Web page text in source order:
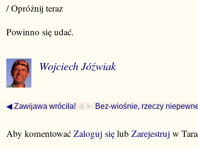
/ Opróżnij teraz
Powinno się udać.
Wojciech Jóźwiak
◀ Zawijawa wróciła! ◀ ► Bez-wiośnie, rzeczy
Aby komentować Zaloguj się lub Zarejestruj w